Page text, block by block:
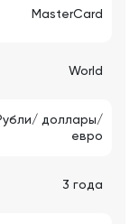
MasterCard
World
доллары/
евро
3 года